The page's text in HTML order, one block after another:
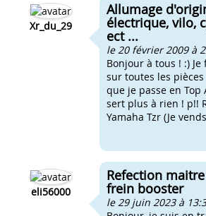
Xr_du_29
Allumage
électrique, vilo,
ect ...
le 20 février 2009 à
Bonjour à tous ! :)
sur toutes les
que je passe en
sert plus à rien ! p!!
Yamaha Tzr (Je
eli56000
Refection
frein booster
le 29 juin 2023 à